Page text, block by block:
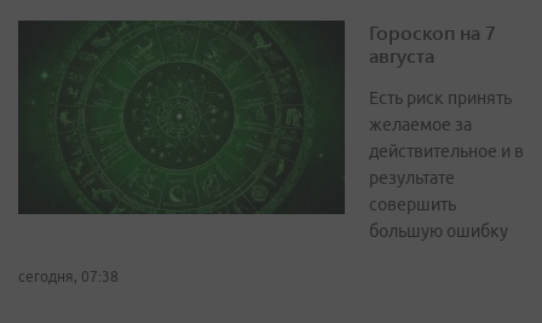
Гороскоп на 7
августа
Есть риск принять
желаемое за
действительное и в
результате
совершить
большую ошибку
сегодня, 07:38